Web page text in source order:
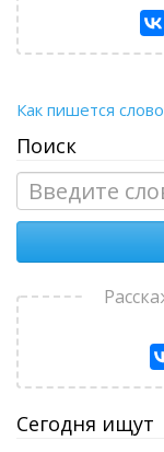
Как пишется слово
Поиск
Сегодня ищут